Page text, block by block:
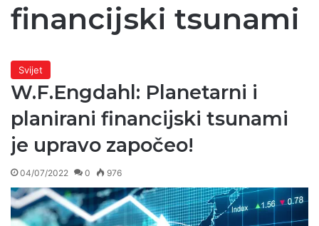
financijski tsunami
Svijet
W.F.Engdahl: Planetarni i
planirani financijski tsunami
je upravo započeo!
04/07/2022 0 976